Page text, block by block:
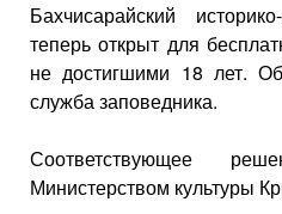
Бахчисарайский
теперь открыт для
не достигшими 18 лет.
служба заповедника.
Соответствующее
Министерством культуры